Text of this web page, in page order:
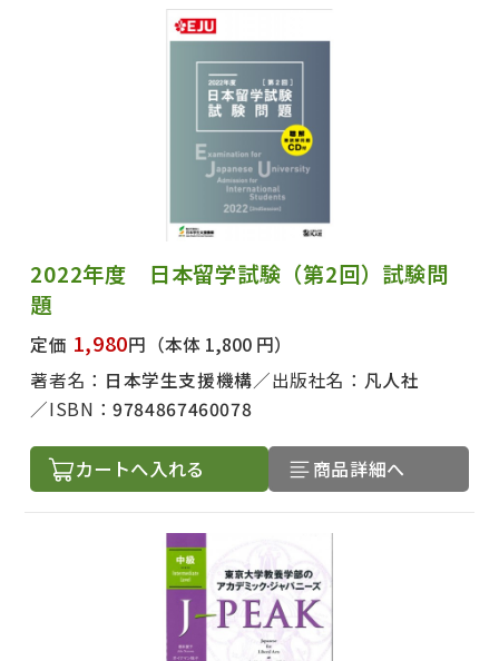
2022年度 日本留学試験（第2回）試験問
題
定価 1,980円 （本体 1,800 円）
著者名： 日本学生支援機構 出版社名： 凡人社
ISBN：9784867460078
カートへ入れる 商品詳細へ